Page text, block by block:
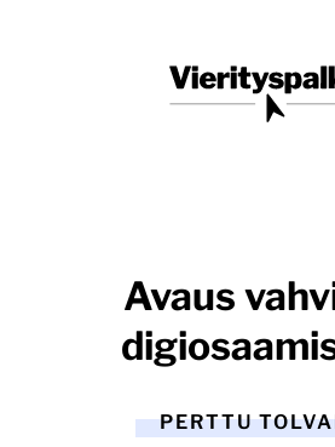
Vierityspalkki.fi
Avaus
PERTTU